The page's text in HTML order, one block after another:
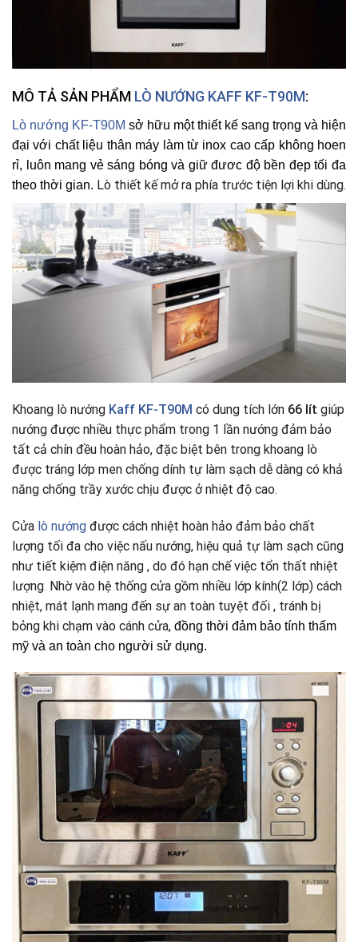
MÔ TẢ SẢN PHẨM LÒ NƯỚNG KAFF KF-T90M:
Lò nướng KF-T90M sở hữu một thiết kế sang trọng và hiện
đại với chất liệu thân máy làm từ inox cao cấp không hoen
rỉ, luôn mang vẻ sáng bóng và giữ đươc độ bền đẹp tối đa
theo thời gian. Lò thiết kế mở ra phía trước tiện lợi khi dùng.
Khoang lò nướng Kaff KF-T90M có dung tích lớn 66 lít giúp
nướng được nhiều thực phẩm trong 1 lần nướng đảm bảo
tất cả chín đều hoàn hảo, đặc biệt bên trong khoang lò
được tráng lớp men chống dính tự làm sạch dễ dàng có khả
năng chống trầy xước chịu được ở nhiệt độ cao.
Cửa lò nướng được cách nhiệt hoàn hảo đảm bảo chất
lượng tối đa cho việc nấu nướng, hiệu quả tự làm sạch cũng
như tiết kiệm điện năng , do đó hạn chế việc tổn thất nhiệt
lượng. Nhờ vào hệ thống cửa gồm nhiều lớp kính(2 lớp) cách
nhiệt, mát lạnh mang đến sự an toàn tuyệt đối , tránh bị
bỏng khi chạm vào cánh cửa, đồng thời đảm bảo tính thẩm
mỹ và an toàn cho người sử dụng.